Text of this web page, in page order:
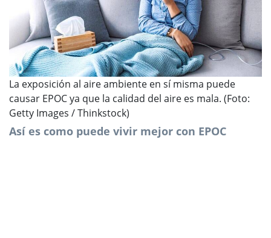
La exposición al aire ambiente en sí misma puede
causar EPOC ya que la calidad del aire es mala. (Foto:
Getty Images / Thinkstock)
Así es como puede vivir mejor con EPOC